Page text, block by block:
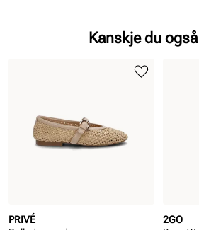
Kanskje du
PRIVÉ
2GO